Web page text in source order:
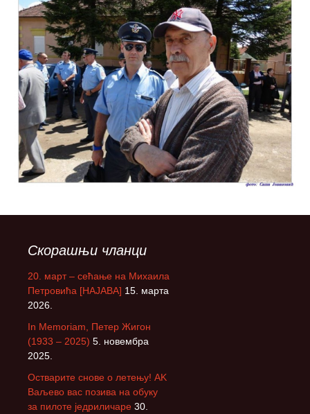
Скорашњи чланци
20. март – сећање на Михаила
Петровића [НАЈАВА] 15. марта
2026.
In Memoriam, Петер Жигон
(1933 – 2025) 5. новембра
2025.
Остварите снове о летењу! АK
Ваљево вас позива на обуку
за пилоте једриличаре 30.